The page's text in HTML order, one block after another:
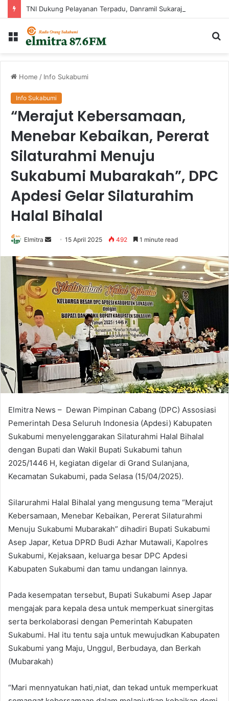
Menu
Home / Info Sukabumi
Info Sukabumi
“Merajut Kebersamaan,
Menebar Kebaikan, Pererat
Silaturahmi Menuju
Sukabumi Mubarakah”, DPC
Apdesi Gelar Silaturahim
Halal Bihalal
Elmitra
Send
email
15 April 2025 492 1 minute read
Elmitra News – Dewan Pimpinan Cabang (DPC) Assosiasi
Pemerintah Desa Seluruh Indonesia (Apdesi) Kabupaten
Sukabumi menyelenggarakan Silaturahmi Halal Bihalal
dengan Bupati dan Wakil Bupati Sukabumi tahun
2025/1446 H, kegiatan digelar di Grand Sulanjana,
Kecamatan Sukabumi, pada Selasa (15/04/2025).
Silarurahmi Halal Bihalal yang mengusung tema “Merajut
Kebersamaan, Menebar Kebaikan, Pererat Silaturahmi
Menuju Sukabumi Mubarakah” dihadiri Bupati Sukabumi
Asep Japar, Ketua DPRD Budi Azhar Mutawali, Kapolres
Sukabumi, Kejaksaan, keluarga besar DPC Apdesi
Kabupaten Sukabumi dan tamu undangan lainnya.
Pada kesempatan tersebut, Bupati Sukabumi Asep Japar
mengajak para kepala desa untuk memperkuat sinergitas
serta berkolaborasi dengan Pemerintah Kabupaten
Sukabumi. Hal itu tentu saja untuk mewujudkan Kabupaten
Sukabumi yang Maju, Unggul, Berbudaya, dan Berkah
(Mubarakah)
“Mari mennyatukan hati,niat, dan tekad untuk memperkuat